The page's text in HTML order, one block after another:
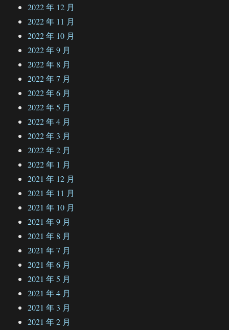
2022 年 12 月
2022 年 11 月
2022 年 10 月
2022 年 9 月
2022 年 8 月
2022 年 7 月
2022 年 6 月
2022 年 5 月
2022 年 4 月
2022 年 3 月
2022 年 2 月
2022 年 1 月
2021 年 12 月
2021 年 11 月
2021 年 10 月
2021 年 9 月
2021 年 8 月
2021 年 7 月
2021 年 6 月
2021 年 5 月
2021 年 4 月
2021 年 3 月
2021 年 2 月